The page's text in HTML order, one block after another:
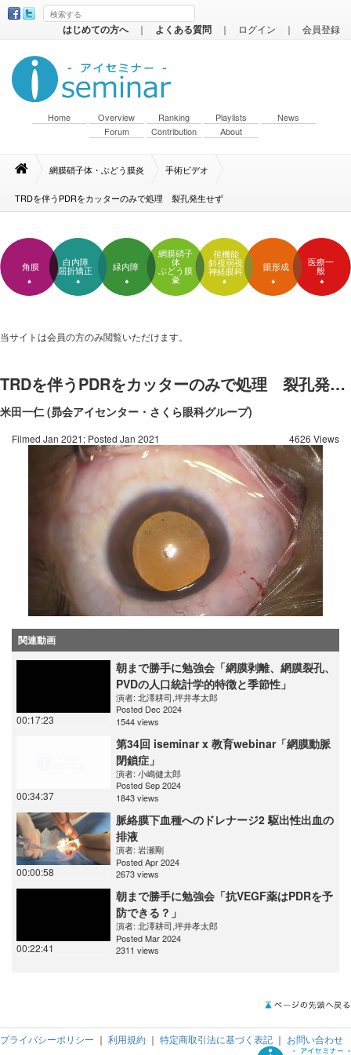
はじめての方へ ｜ よくある質問 ｜ ログイン ｜ 会員登録
Home Overview Ranking Playlists
News
Forum
Contribution About
網膜硝子体・ぶどう膜炎 手術ビデオ
TRDを伴うPDRをカッターのみで処理 裂孔発生せず
角膜
白内障
屈折矯正
緑内障
網膜硝子
体
ぶどう膜
炎
視機能
斜視弱視
神経眼科
眼形成
医療一
般
当サイトは会員の方のみ閲覧いただけます。
TRDを伴うPDRをカッターのみで処理 裂孔発生せず
米田一仁 (昴会アイセンター・さくら眼科グループ)
Filmed Jan 2021; Posted Jan 2021 4626 Views
関連動画
00:17:23
朝まで勝手に勉強会「網膜剥離、網膜裂孔、
PVDの人口統計学的特徴と季節性」
演者: 北澤耕司,坪井孝太郎
Posted Dec 2024
1544 views
00:34:37
第34回 iseminar x 教育webinar「網膜動脈
閉鎖症」
演者: 小嶋健太郎
Posted Sep 2024
1843 views
00:00:58
脈絡膜下血種へのドレナージ2 駆出性出血の
排液
演者: 岩瀬剛
Posted Apr 2024
2673 views
00:22:41
朝まで勝手に勉強会「抗VEGF薬はPDRを予
防できる？」
演者: 北澤耕司,坪井孝太郎
Posted Mar 2024
2311 views
プライバシーポリシー ｜ 利用規約 ｜ 特定商取引法に基づく表記 ｜ お問い合わせ